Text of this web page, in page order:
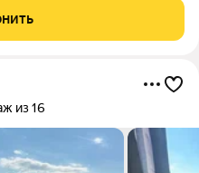
Быстрый выход на сделку.
из 16